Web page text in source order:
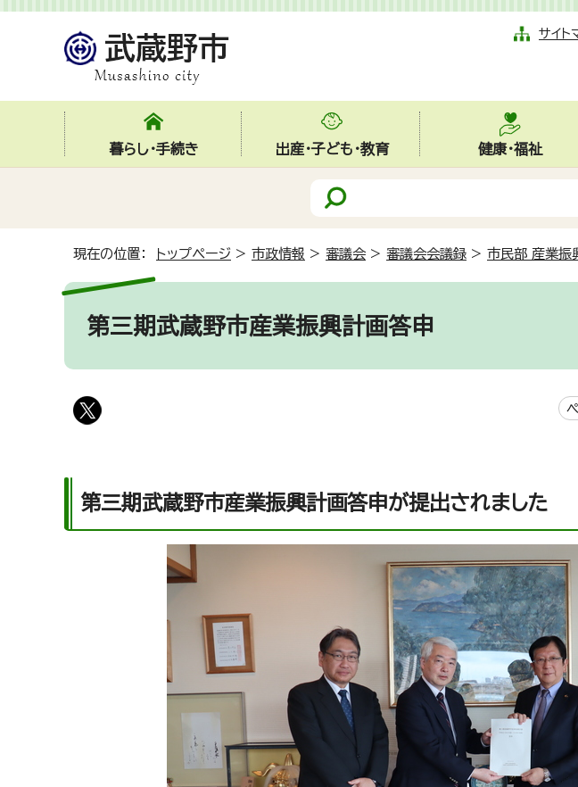
サイト
暮らし・手続き 出産・子ども・教育 健康・福祉
現在の位置： トップページ > 市政情報 > 審議会 > 審議会会議録 > 市民部 産業振
第三期武蔵野市産業振興計画答申
第三期武蔵野市産業振興計画答申が提出されました